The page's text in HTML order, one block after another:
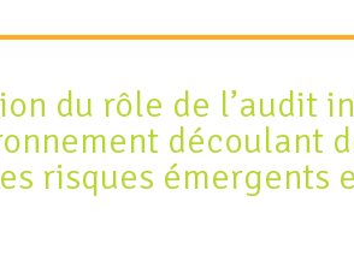
du rôle de l’audit
découlant
risques émergents